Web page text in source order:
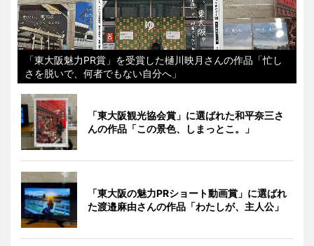
「東大阪魅力PR賞」を受賞した樋川映月さんの作品「忙し
さを脱いで、何者でもない自分へ」
「東大阪観光協会賞」に選ばれた和平奈三さ
んの作品「この景色、しまっとこ。」
「東大阪の魅力PRショート動画賞」に選ばれ
た渡邉麻由さんの作品「わたしが、主人公」